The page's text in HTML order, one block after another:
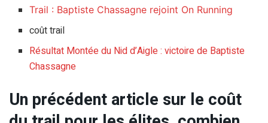
Trail : Baptiste Chassagne rejoint On Running
coût trail
Résultat Montée du Nid d’Aigle : victoire de Baptiste
Chassagne
Un précédent article sur le coût